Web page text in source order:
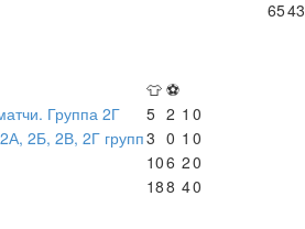
6543
👕 ⚽
Группа 2Г 5 2 1 0
2Б, 2В, 2Г групп3 0 1 0
106 20
188 40